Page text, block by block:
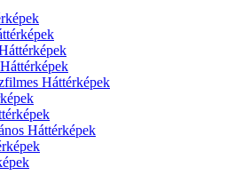
Háttérképek
Háttérképek